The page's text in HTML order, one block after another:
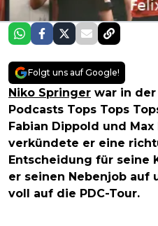
Folgt uns auf Google!
Niko Springer war in
Podcasts Tops Tops
Fabian Dippold und
verkündete er eine
Entscheidung für seine
er seinen Nebenjob auf
voll auf die PDC-Tour.